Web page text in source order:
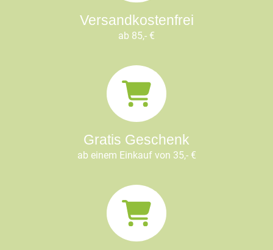
Versandkostenfrei
ab 85,- €
Gratis Geschenk
ab einem Einkauf von 35,- €